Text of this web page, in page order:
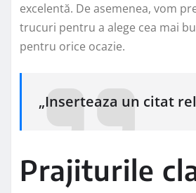
excelentă. De asemenea, vom
trucuri pentru a alege cea mai
pentru orice ocazie.
„Inserteaza un citat
Prajiturile